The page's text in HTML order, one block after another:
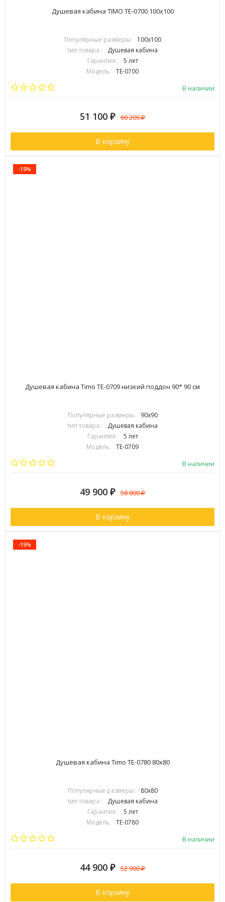
Душевая кабина TIMO TE-0700 100х100
Популярные размеры:
100х100
тип товара :
Душевая кабина
Гарантия :
5 лет
Модель:
TE-0700
В наличии
51 100 ₽ 60 200₽
В корзину
-15%
Душевая кабина Timo TE-0709 низкий поддон 90* 90 см
Популярные размеры:
90х90
тип товара :
Душевая кабина
Гарантия :
5 лет
Модель:
TE-0709
В наличии
49 900 ₽ 58 800₽
В корзину
-15%
Душевая кабина Timo TE-0780 80х80
Популярные размеры:
80х80
тип товара :
Душевая кабина
Гарантия :
5 лет
Модель:
TE-0780
В наличии
44 900 ₽ 52 900₽
В корзину